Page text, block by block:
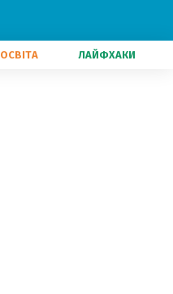
ОСВІТА ЛАЙФХАКИ